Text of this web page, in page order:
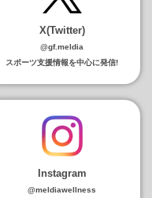
X(Twitter)
@gf.meldia
スポーツ支援情報を中心に発信!
Instagram
@meldiawellness